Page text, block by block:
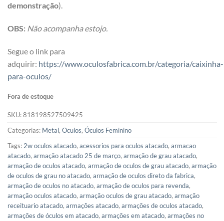
demonstração).
OBS: Não acompanha estojo.
Segue o link para
adquirir: https://www.oculosfabrica.com.br/categoria/caixinha-
para-oculos/
Fora de estoque
SKU:818198527509425
Categorias: Metal, Oculos, Óculos Feminino
Tags:2w oculos atacado, acessorios para oculos atacado, armacao
atacado, armação atacado 25 de março, armação de grau atacado,
armação de oculos atacado, armação de oculos de grau atacado, armação
de oculos de grau no atacado, armação de oculos direto da fabrica,
armação de oculos no atacado, armação de oculos para revenda,
armação oculos atacado, armação oculos de grau atacado, armação
receituario atacado, armações atacado, armações de oculos atacado,
armações de óculos em atacado, armações em atacado, armações no